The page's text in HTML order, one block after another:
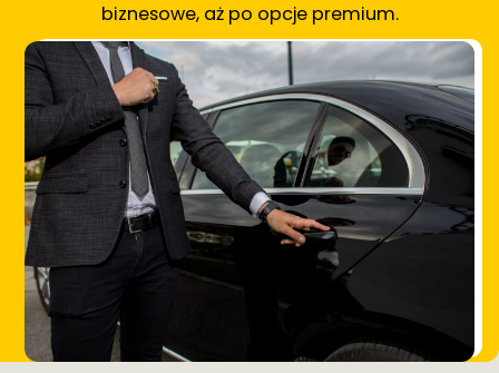
biznesowe, aż po opcje premium.